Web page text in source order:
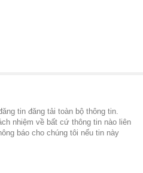
tin đăng tải toàn bộ thông tin.
nhiệm về bất cứ thông tin nào liên
báo cho chúng tôi nếu tin này